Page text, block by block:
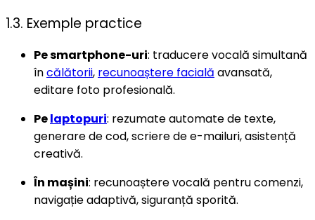
1.3. Exemple practice
Pe smartphone-uri: traducere vocală simultană
încălătorii, recunoaștere facială avansată,
editare foto profesională.
Pelaptopuri: rezumate automate de texte,
generare de cod, scriere de e-mailuri, asistență
creativă.
În mașini: recunoaștere vocală pentru comenzi,
navigație adaptivă, siguranță sporită.